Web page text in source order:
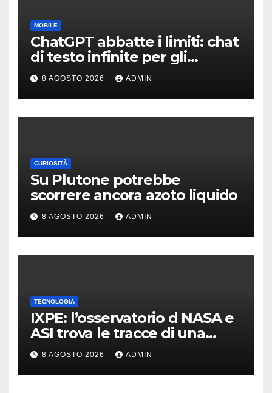
MOBILE
ChatGPT abbatte i limiti: chat
di testo infinite per gli
account gratis e intelligenza
potenziata
8 AGOSTO 2026 ADMIN
CURIOSITÀ
Su Plutone potrebbe
scorrere ancora azoto liquido
8 AGOSTO 2026 ADMIN
TECNOLOGIA
IXPE: l’osservatorio d NASA e
ASI trova le tracce di una
teoria formulata 90 anni fa
8 AGOSTO 2026 ADMIN